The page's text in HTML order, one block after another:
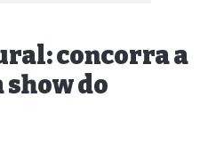
concorra a
do